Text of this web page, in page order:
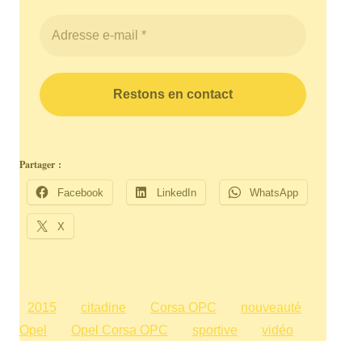
Partager :
Facebook LinkedIn WhatsApp
X
2015 citadine Corsa OPC
nouveauté
Opel
Opel Corsa OPC sportive vidéo